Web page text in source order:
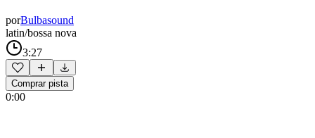
porBulbasound
latin/bossa nova
3:27
Comprar pista
0:00